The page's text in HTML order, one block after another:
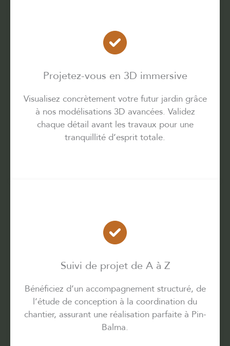
Projetez-vous en 3D immersive
Visualisez concrètement votre futur jardin grâce
à nos modélisations 3D avancées. Validez
chaque détail avant les travaux pour une
tranquillité d’esprit totale.
Suivi de projet de A à Z
Bénéficiez d’un accompagnement structuré, de
l’étude de conception à la coordination du
chantier, assurant une réalisation parfaite à Pin-
Balma.